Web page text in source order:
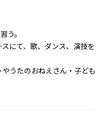
う。
にて、歌、ダンス、演技を
うたのおねえさん・子ども